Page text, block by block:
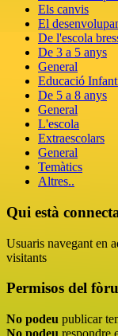
Els canvis
El
De l'escola
De 3 a 5 anys
General
Educació
De 5 a 8 anys
General
L'escola
Extraescolars
General
Temàtics
Altres..
Qui està
Usuaris navegant en
visitants
Permisos del
No podeu publicar